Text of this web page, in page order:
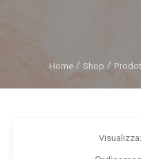
Home Shop